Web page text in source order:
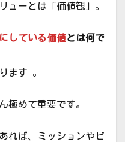
ューとは「価値観」。
している価値とは何で
ます 。
極めて重要です。
れば、ミッションやビ